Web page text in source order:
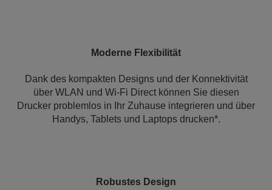
Moderne Flexibilität
Dank des kompakten Designs und der Konnektivität
über WLAN und Wi-Fi Direct können Sie diesen
Drucker problemlos in Ihr Zuhause integrieren und über
Handys, Tablets und Laptops drucken*.
Robustes Design